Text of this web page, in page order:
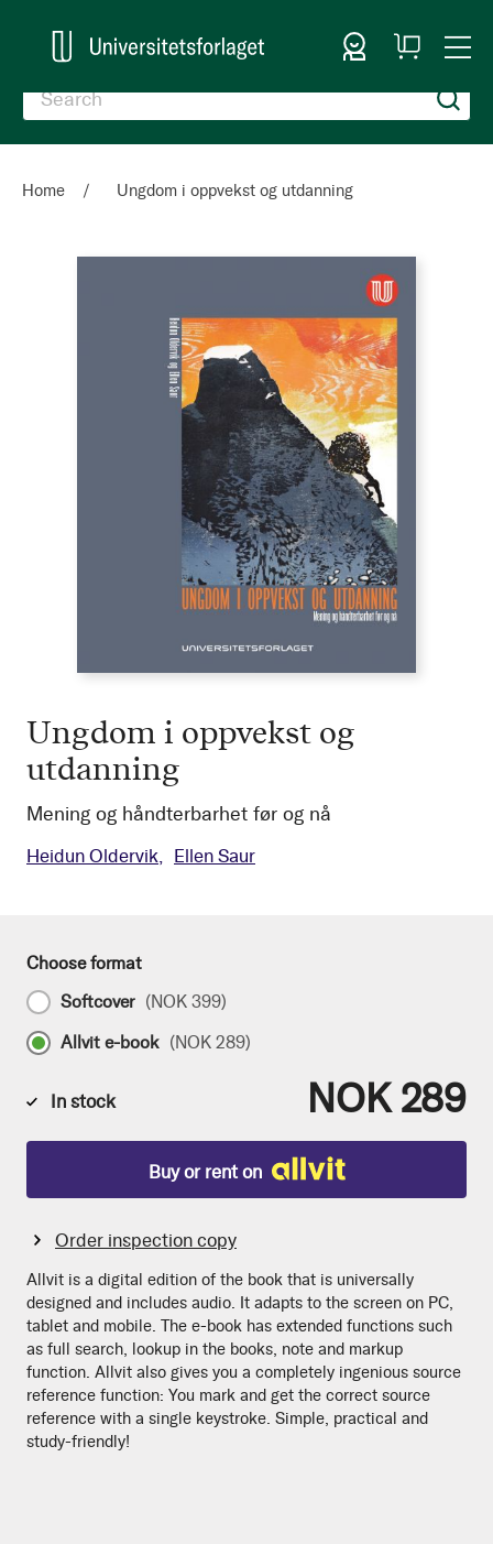
Sign In
My
Cart
Home Ungdom i oppvekst og utdanning
Ungdom i oppvekst og
utdanning
Mening og håndterbarhet før og nå
Heidun Oldervik Ellen Saur
Choose format
Softcover (NOK 399)
Allvit e-book (NOK 289)
In stock NOK 289
Buy or rent on
Order inspection copy
Allvit is a digital edition of the book that is universally
designed and includes audio. It adapts to the screen on PC,
tablet and mobile. The e-book has extended functions such
as full search, lookup in the books, note and markup
function. Allvit also gives you a completely ingenious source
reference function: You mark and get the correct source
reference with a single keystroke. Simple, practical and
study-friendly!